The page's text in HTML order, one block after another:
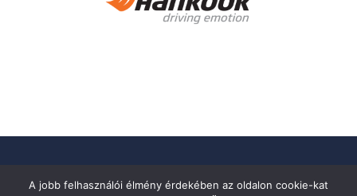
A jobb felhasználói élmény érdekében az oldalon cookie-kat